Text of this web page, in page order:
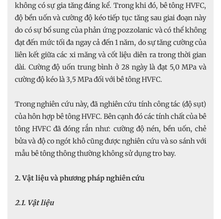
không có sự gia tăng đáng kể. Trong khi đó, bê tông HVFC,
độ bền uốn và cường độ kéo tiếp tục tăng sau giai đoạn này
do có sự bổ sung của phản ứng pozzolanic và có thể không
đạt đến mức tối đa ngay cả đến 1 năm, do sự tăng cường của
liên kết giữa các xi măng và cốt liệu diên ra trong thời gian
dài. Cường độ uốn trung bình ở 28 ngày là đạt 5,0 MPa và
cường độ kéo là 3,5 MPa đối với bê tông HVFC.
Trong nghiên cứu này, đã nghiên cứu tính công tác (độ sụt)
của hôn hợp bê tông HVFC. Bên cạnh đó các tính chất của bê
tông HVFC đã đóng rắn như: cường độ nén, bền uốn, chẻ
bửa và độ co ngót khô cũng được nghiên cứu và so sánh với
mẫu bê tông thông thường không sử dụng tro bay.
2. Vật liệu và phương pháp nghiên cứu
2.1. Vật liệu